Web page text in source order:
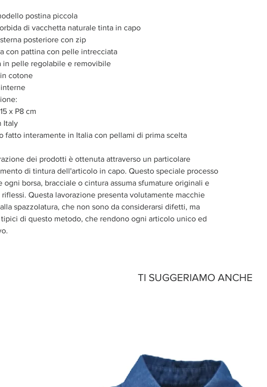
postina piccola
di vacchetta naturale tinta in capo
posteriore con zip
con pattina con pelle intrecciata
in pelle regolabile e removibile
cotone
x P8 cm
Italy
fatto interamente in Italia con pellami di prima scelta
dei prodotti è ottenuta attraverso un particolare
di tintura dell'articolo in capo. Questo speciale processo
ogni borsa, bracciale o cintura assuma sfumature originali e
riflessi. Questa lavorazione presenta volutamente macchie
spazzolatura, che non sono da considerarsi difetti, ma
di questo metodo, che rendono ogni articolo unico ed
TI SUGGERIAMO ANCHE